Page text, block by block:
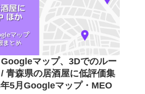
Googleマップ、3Dでのルー
/ 青森県の居酒屋に低評価集
5月Googleマップ・MEO